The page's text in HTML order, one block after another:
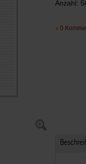
Anzahl:
0